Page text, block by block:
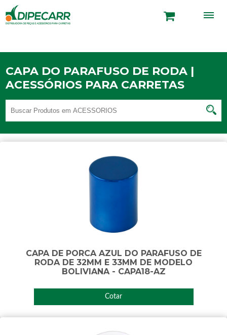
CAPA DO PARAFUSO DE RODA |
ACESSÓRIOS PARA CARRETAS
CAPA DE PORCA AZUL DO PARAFUSO DE
RODA DE 32MM E 33MM DE MODELO
BOLIVIANA - CAPA18-AZ
Cotar